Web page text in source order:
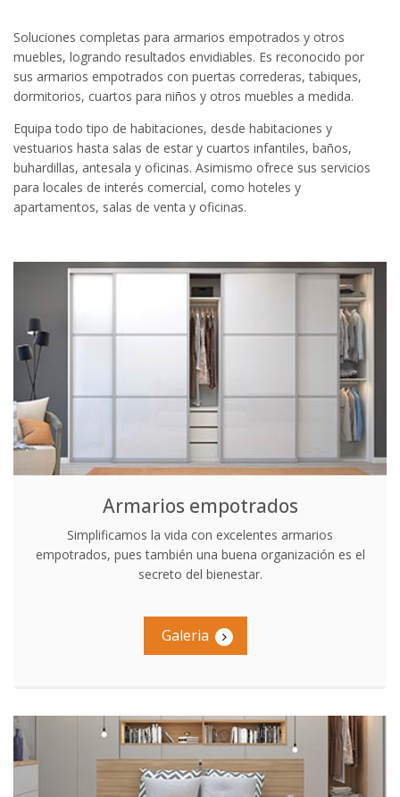
Soluciones completas para armarios empotrados y otros
muebles, logrando resultados envidiables. Es reconocido por
sus armarios empotrados con puertas correderas, tabiques,
dormitorios, cuartos para niños y otros muebles a medida.
Equipa todo tipo de habitaciones, desde habitaciones y
vestuarios hasta salas de estar y cuartos infantiles, baños,
buhardillas, antesala y oficinas. Asimismo ofrece sus servicios
para locales de interés comercial, como hoteles y
apartamentos, salas de venta y oficinas.
Armarios empotrados
Simplificamos la vida con excelentes armarios
empotrados, pues también una buena organización es el
secreto del bienestar.
Galeria